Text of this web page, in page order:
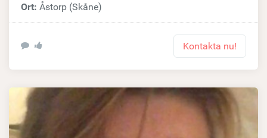
Ort: Åstorp (Skåne)
Kontakta nu!